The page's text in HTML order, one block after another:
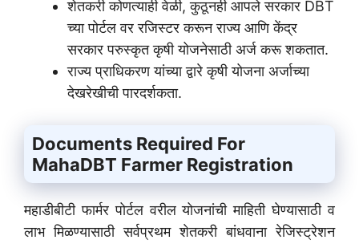
शेतकरी कोणत्याही वेळी, कुठूनही आपले सरकार DBT
च्या पोर्टल वर रजिस्टर करून राज्य आणि केंद्र
सरकार परुस्कृत कृषी योजनेसाठी अर्ज करू शकतात.
राज्य प्राधिकरण यांच्या द्वारे कृषी योजना अर्जाच्या
देखरेखीची पारदर्शकता.
Documents Required For
MahaDBT Farmer Registration
महाडीबीटी फार्मर पोर्टल वरील योजनांची माहिती घेण्यासाठी व
लाभ मिळण्यासाठी सर्वप्रथम शेतकरी बांधवाना रेजिस्ट्रेशन